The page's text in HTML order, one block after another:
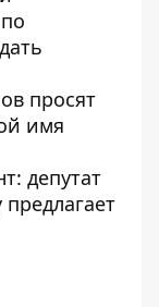
просят
имя
депутат